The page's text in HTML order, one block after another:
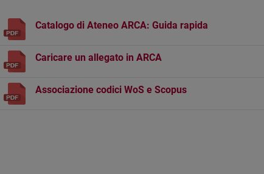
Catalogo di Ateneo ARCA: Guida rapida
Caricare un allegato in ARCA
Associazione codici WoS e Scopus